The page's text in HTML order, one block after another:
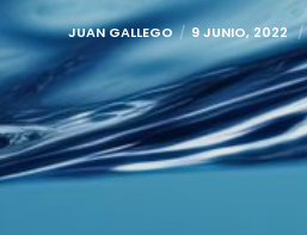
JUAN GALLEGO 9 JUNIO, 2022